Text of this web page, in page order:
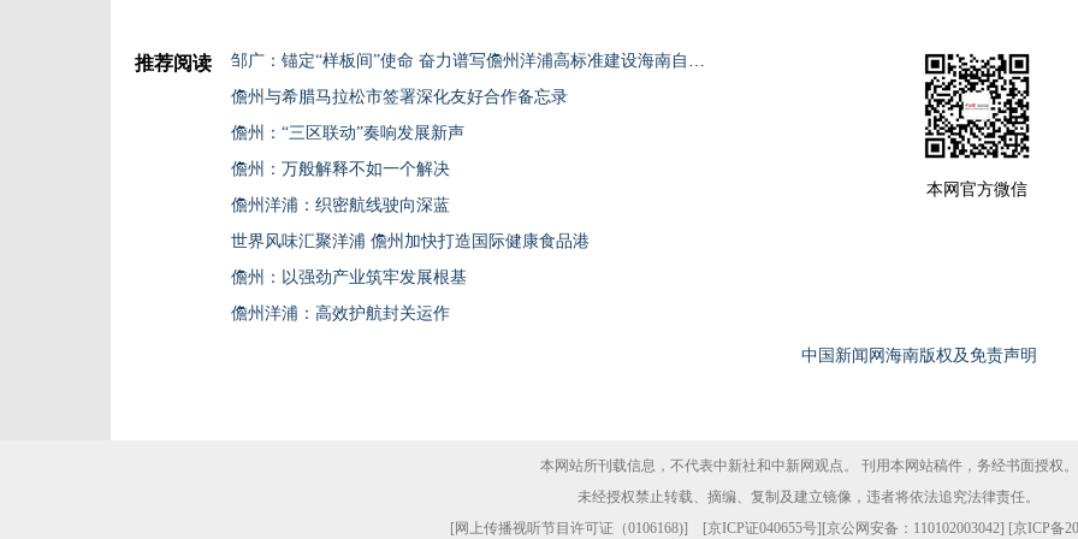
推荐阅读
邹广：锚定“样板间”使命 奋力谱写儋州洋浦高标准建设海南自贸港新篇章
儋州与希腊马拉松市签署深化友好合作备忘录
儋州：“三区联动”奏响发展新声
儋州：万般解释不如一个解决
儋州洋浦：织密航线驶向深蓝
世界风味汇聚洋浦 儋州加快打造国际健康食品港
儋州：以强劲产业筑牢发展根基
儋州洋浦：高效护航封关运作
本网官方微信
中国新闻网海南版权及免责声明
本网站所刊载信息，不代表中新社和中新网观点。 刊用本网站稿件，务经书面授权。
未经授权禁止转载、摘编、复制及建立镜像，违者将依法追究法律责任。
[网上传播视听节目许可证（0106168)] [京ICP证040655号][京公网安备：110102003042] [京ICP备